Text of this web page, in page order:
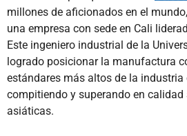
millones de aficionados en el
una empresa con sede en Cali
Este ingeniero industrial de la
logrado posicionar la manufactura
estándares más altos de la
compitiendo y superando en
asiáticas.